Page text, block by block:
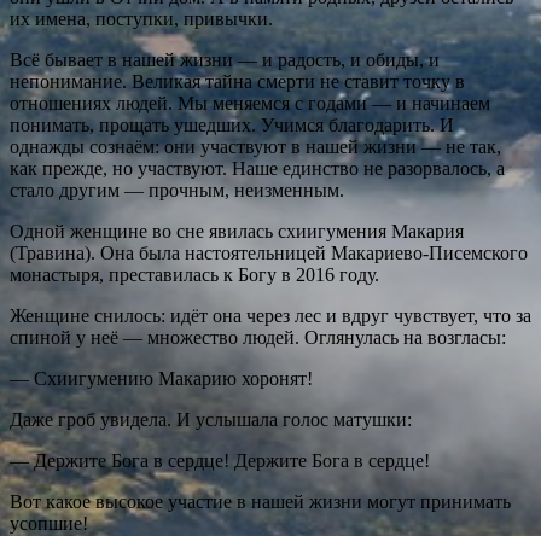
их имена, поступки, привычки.
Всё бывает в нашей жизни — и радость, и обиды, и
непонимание. Великая тайна смерти не ставит точку в
отношениях людей. Мы меняемся с годами — и начинаем
понимать, прощать ушедших. Учимся благодарить. И
однажды сознаём: они участвуют в нашей жизни — не так,
как прежде, но участвуют. Наше единство не разорвалось, а
стало другим — прочным, неизменным.
Одной женщине во сне явилась схиигумения Макария
(Травина). Она была настоятельницей Макариево-Писемского
монастыря, преставилась к Богу в 2016 году.
Женщине снилось: идёт она через лес и вдруг чувствует, что за
спиной у неё — множество людей. Оглянулась на возгласы:
— Схиигумению Макарию хоронят!
Даже гроб увидела. И услышала голос матушки:
— Держите Бога в сердце! Держите Бога в сердце!
Вот какое высокое участие в нашей жизни могут принимать
усопшие!